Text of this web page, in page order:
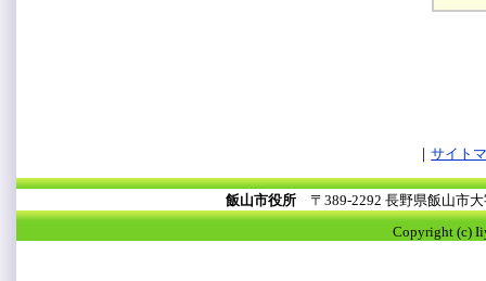
サイト
飯山市役所 〒389-2292 長野県飯山市
Copyright (c)